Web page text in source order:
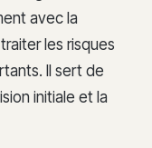
avec la
les risques
Il sert de
initiale et la